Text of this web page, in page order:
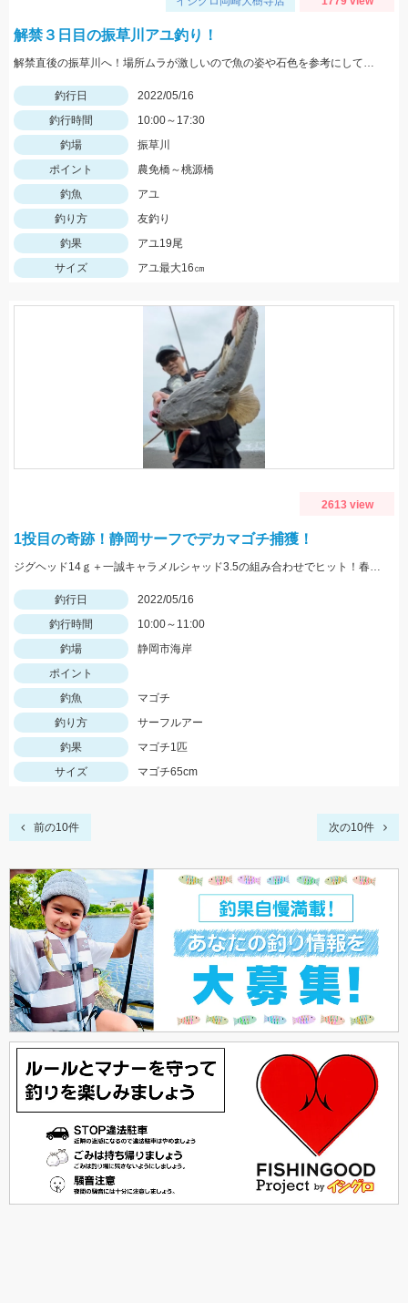
解禁３日目の振草川アユ釣り！
解禁直後の振草川へ！場所ムラが激しいので魚の姿や石色を参考にして入川しましょう。大樹寺店スタッフ岩崎釣行
釣行日
2022/05/16
釣行時間
10:00～17:30
釣場
振草川
ポイント
農免橋～桃源橋
釣魚
アユ
釣り方
友釣り
釣果
アユ19尾
サイズ
アユ最大16㎝
2613 view
1投目の奇跡！静岡サーフでデカマゴチ捕獲！
ジグヘッド14ｇ＋一誠キャラメルシャッド3.5の組み合わせでヒット！春の駿河湾サーフはマゴチ、ヒラメ、マダイ、青物など魚種が超豊富！
釣行日
2022/05/16
釣行時間
10:00～11:00
釣場
静岡市海岸
ポイント
釣魚
マゴチ
釣り方
サーフルアー
釣果
マゴチ1匹
サイズ
マゴチ65cm
前の10件 次の10件